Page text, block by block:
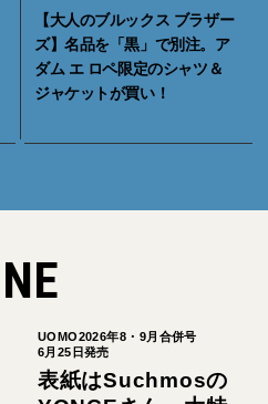
【大人のブルックス ブラザー
ズ】名品を「黒」で別注。ア
ダム エ ロペ限定のシャツ＆
ジャケットが買い！
UOMO2026年8・9月合併号
6月25日発売
表紙はSuchmosの